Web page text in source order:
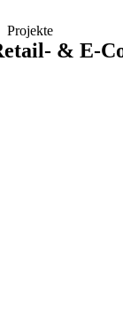
Inhalt
springen
Projekte
& E-